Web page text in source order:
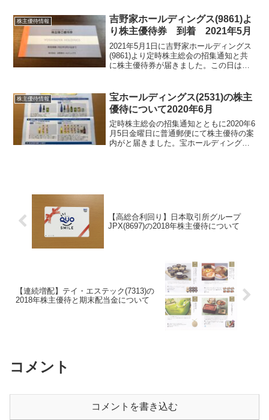
プラント工事会社です。関東...
株主優待情報
吉野家ホールディングス(9861)よ
り株主優待券 到着 2021年5月
2021年5月1日に吉野家ホールディングス
(9861)より定時株主総会の招集通知と共
に株主優待券が届きました。この日は、2
ホールディングス(3198)・ソーバ...
株主優待情報
宝ホールディングス(2531)の株主
優待について2020年6月
定時株主総会の招集通知とともに2020年6
月5日金曜日に普通郵便にて株主優待の案
内がと届きました。宝ホールディングス
【高総合利回り】日本取引所グループ
JPX(8697)の2018年株主優待について
【連続増配】テイ・エステック(7313)の
2018年株主優待と期末配当金について
コメント
コメントを書き込む